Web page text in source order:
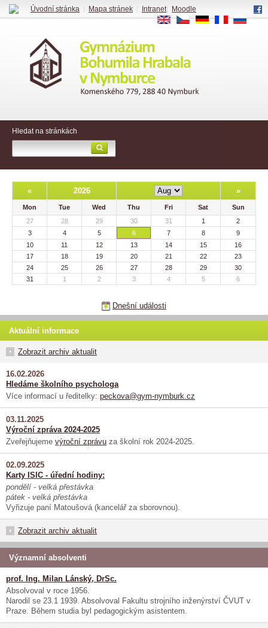
Hledat na stránkách
« 2026 »
Mon Tue Wed Thu Fri Sat
Sun
27
28 29 30 31 1
2
3
4 5 6 7 8
9
10
11 12 13 14 15
16
17
18 19 20 21 22
23
24
25 26 27 28 29
30
31
1 2 3 4 5 6
Dnešní události
Aktuální informace
Zobrazit archiv aktualit
16.02.2026
Hledáme školního psychologa
Více informací u ředitelky: peckova@gym-nymburk.cz
03.11.2025
Výroční zpráva 2024-2025
Zveřejňujeme výroční zprávu za školní rok 2024-2025.
02.09.2025
Karty ISIC - úřední hodiny:
pondělí - velká přestávka
pátek - velká přestávka
Vyřizuje paní Matoušová (kancelář za sborovnou).
Zobrazit archiv aktualit
Významní absolventi
prof. Ing. Milan Lánský, DrSc.
Absolvoval v roce 1956.
Narodil se 23.1 1939. Absolvoval Fakultu strojního inženýrství ČVUT v
Praze. Během studia byl pedagogickým asistentem.
Úvodní stránka Mapa stránek Intranet|
Moodle
EN
CS DE FR RU